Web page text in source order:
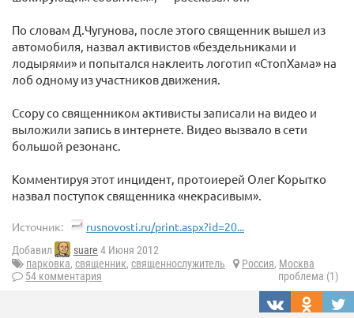
По словам Д.Чугунова, после этого священник вышел из
автомобиля, назвал активистов «бездельниками и
лодырями» и попытался наклеить логотип «СтопХама» на
лоб одному из участников движения.
Ссору со священником активисты записали на видео и
выложили запись в интернете. Видео вызвало в сети
большой резонанс.
Комментируя этот инцидент, протоиерей Олег Корытко
назвал поступок священника «некрасивым».
Источник: rusnovosti.ru/print.aspx?id=20...
Добавил suare 4 Июня 2012
парковка, священник, священнослужитель Россия, Москва
54 комментария
проблема (1)